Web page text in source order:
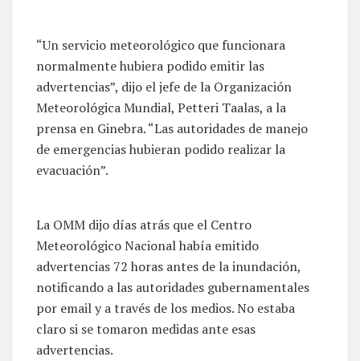
“Un servicio meteorológico que funcionara
normalmente hubiera podido emitir las
advertencias”, dijo el jefe de la Organización
Meteorológica Mundial, Petteri Taalas, a la
prensa en Ginebra. “Las autoridades de manejo
de emergencias hubieran podido realizar la
evacuación”.
La OMM dijo días atrás que el Centro
Meteorológico Nacional había emitido
advertencias 72 horas antes de la inundación,
notificando a las autoridades gubernamentales
por email y a través de los medios. No estaba
claro si se tomaron medidas ante esas
advertencias.